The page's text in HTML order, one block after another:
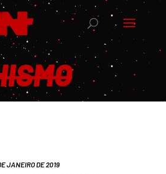
JANEIRO DE 2019